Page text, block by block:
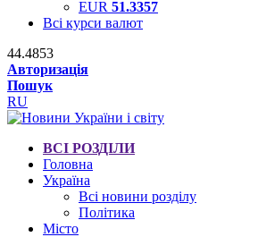
EUR 51.3357
Всі курси валют
44.4853
Авторизація
Пошук
RU
ВСІ РОЗДІЛИ
Головна
Україна
Всі новини розділу
Політика
Місто